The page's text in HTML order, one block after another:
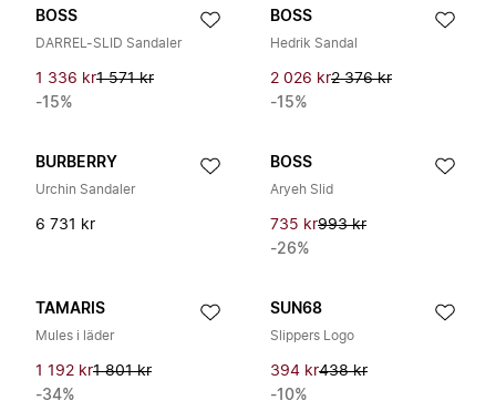
BOSS
DARREL-SLID Sandaler
1 336 kr1 571 kr
-15%
BOSS
Hedrik Sandal
2 026 kr2 376 kr
-15%
BURBERRY
Urchin Sandaler
6 731 kr
BOSS
Aryeh Slid
735 kr993 kr
-26%
TAMARIS
Mules i läder
1 192 kr1 801 kr
-34%
SUN68
Slippers Logo
394 kr438 kr
-10%